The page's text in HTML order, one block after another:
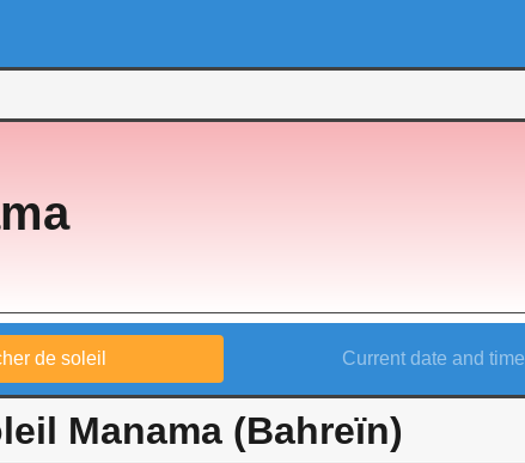
de soleil Current date and time
Manama (Bahreïn)